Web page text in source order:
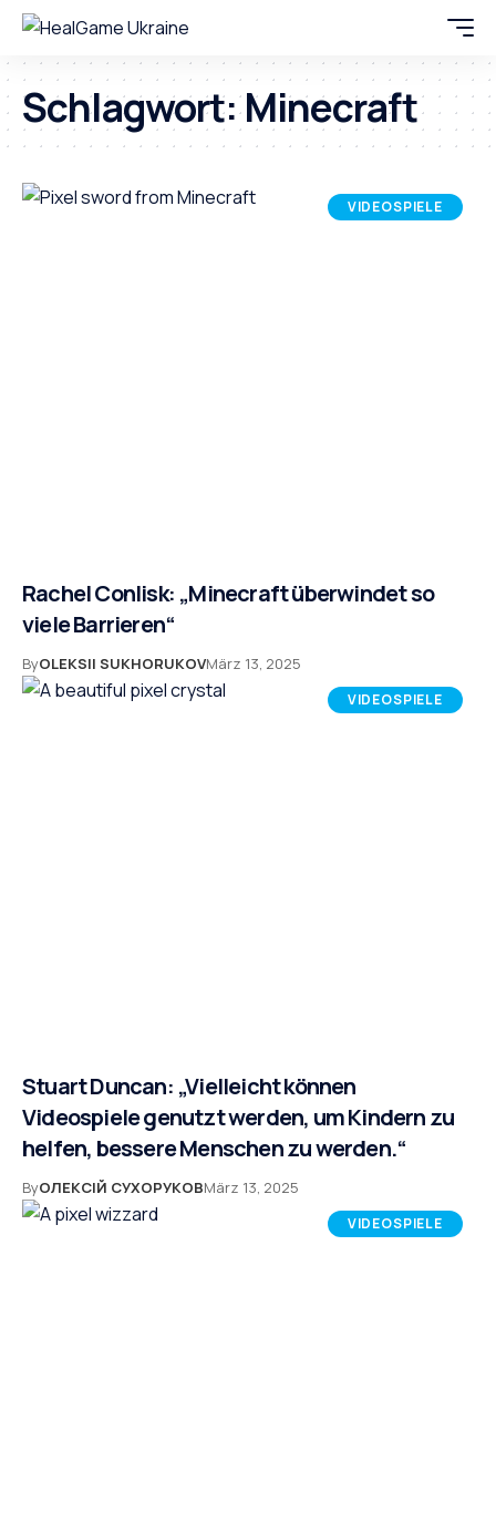
Schlagwort:Minecraft
VIDEOSPIELE
Rachel Conlisk: „Minecraft überwindet so
viele Barrieren“
ByOLEKSII SUKHORUKOVMärz 13, 2025
VIDEOSPIELE
Stuart Duncan: „Vielleicht können
Videospiele genutzt werden, um Kindern zu
helfen, bessere Menschen zu werden.“
ByОЛЕКСІЙ СУХОРУКОВMärz 13, 2025
VIDEOSPIELE